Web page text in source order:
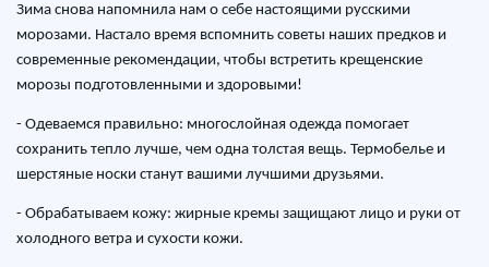
Зима снова напомнила нам о себе настоящими русскими
морозами. Настало время вспомнить советы наших предков и
современные рекомендации, чтобы встретить крещенские
морозы подготовленными и здоровыми!
- Одеваемся правильно: многослойная одежда помогает
сохранить тепло лучше, чем одна толстая вещь. Термобелье и
шерстяные носки станут вашими лучшими друзьями.
- Обрабатываем кожу: жирные кремы защищают лицо и руки от
холодного ветра и сухости кожи.